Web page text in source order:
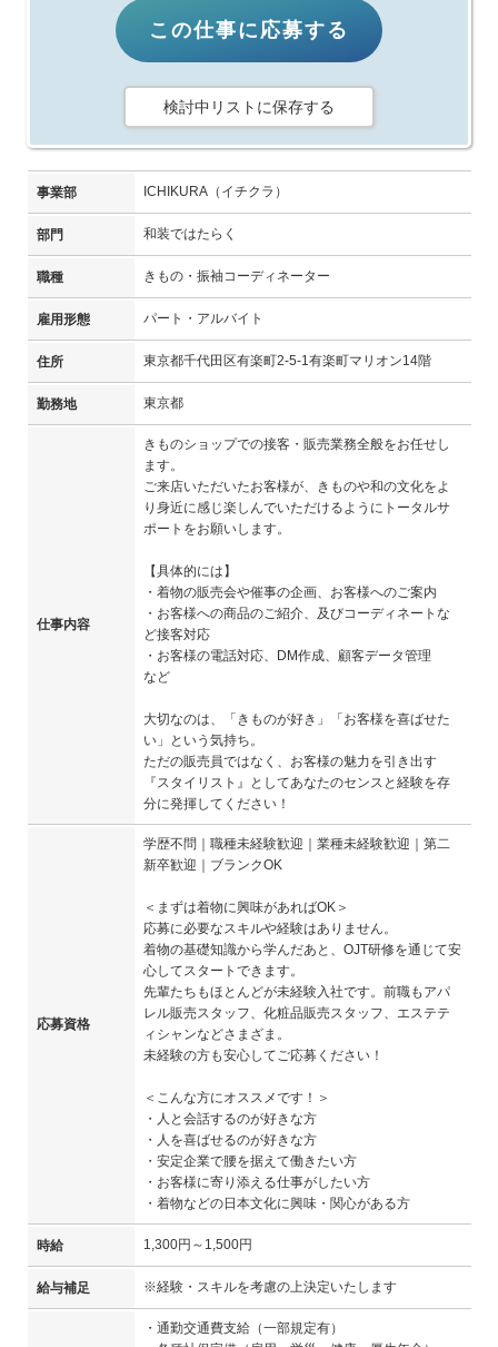
この仕事に応募する
検討中リストに保存する
事業部 ICHIKURA（イチクラ）
部門 和装ではたらく
職種 きもの・振袖コーディネーター
雇用形態 パート・アルバイト
住所 東京都千代田区有楽町2-5-1有楽町マリオン14階
勤務地 東京都
仕事内容
きものショップでの接客・販売業務全般をお任せし
ます。
ご来店いただいたお客様が、きものや和の文化をよ
り身近に感じ楽しんでいただけるようにトータルサ
ポートをお願いします。
【具体的には】
・着物の販売会や催事の企画、お客様へのご案内
・お客様への商品のご紹介、及びコーディネートな
ど接客対応
・お客様の電話対応、DM作成、顧客データ管理
など
大切なのは、「きものが好き」「お客様を喜ばせた
い」という気持ち。
ただの販売員ではなく、お客様の魅力を引き出す
『スタイリスト』としてあなたのセンスと経験を存
分に発揮してください！
応募資格
学歴不問｜職種未経験歓迎｜業種未経験歓迎｜第二
新卒歓迎｜ブランクOK
＜まずは着物に興味があればOK＞
応募に必要なスキルや経験はありません。
着物の基礎知識から学んだあと、OJT研修を通じて安
心してスタートできます。
先輩たちもほとんどが未経験入社です。前職もアパ
レル販売スタッフ、化粧品販売スタッフ、エステテ
ィシャンなどさまざま。
未経験の方も安心してご応募ください！
＜こんな方にオススメです！＞
・人と会話するのが好きな方
・人を喜ばせるのが好きな方
・安定企業で腰を据えて働きたい方
・お客様に寄り添える仕事がしたい方
・着物などの日本文化に興味・関心がある方
時給 1,300円～1,500円
給与補足 ※経験・スキルを考慮の上決定いたします
・通勤交通費支給（一部規定有）